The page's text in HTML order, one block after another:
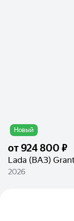
Новый
от924 800 ₽
Lada (ВАЗ)
2026